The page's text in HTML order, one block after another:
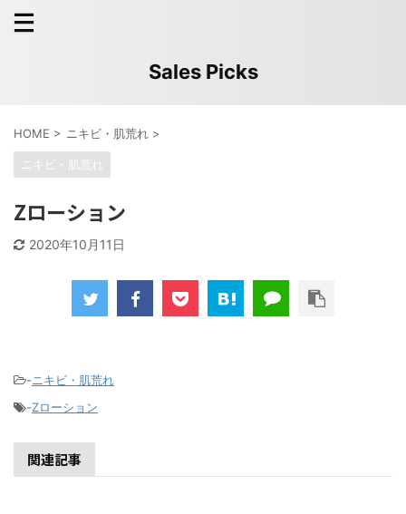
Sales Picks
HOME > ニキビ・肌荒れ >
ニキビ・肌荒れ
Zローション
2020年10月11日
-ニキビ・肌荒れ
-Zローション
関連記事